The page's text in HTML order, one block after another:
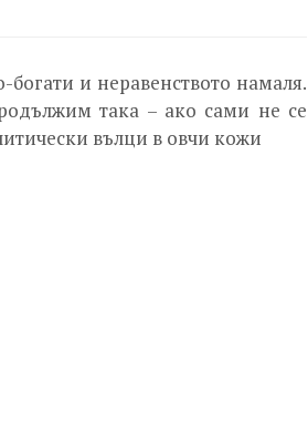
богати и неравенството намаля.
така – ако сами не се
вълци в овчи кожи